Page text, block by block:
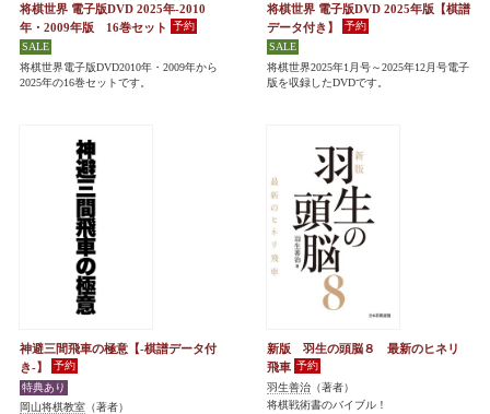
将棋世界 電子版DVD 2025年-2010
年・2009年版 16巻セット
将棋世界電子版DVD2010年・2009年から
2025年の16巻セットです。
将棋世界 電子版DVD 2025年版【棋譜
データ付き】
将棋世界2025年1月号～2025年12月号電子
版を収録したDVDです。
神避三間飛車の極意【-棋譜データ付
き-】
岡山将棋教室 （著者）
新版 羽生の頭脳８ 最新のヒネリ
飛車
羽生善治 （著者）
将棋戦術書のバイブル！